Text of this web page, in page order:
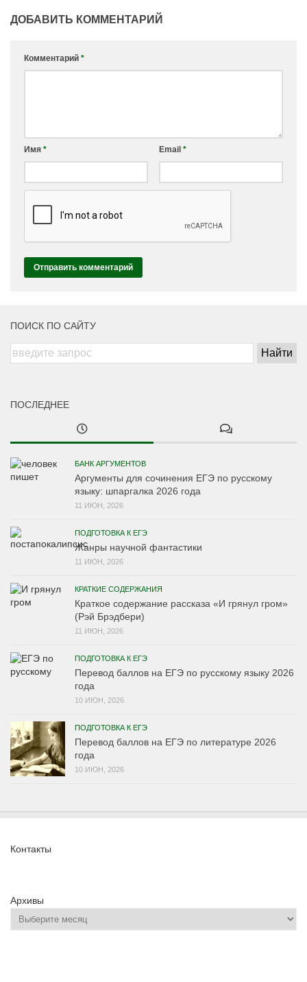
ДОБАВИТЬ КОММЕНТАРИЙ
Комментарий *
Имя * Email *
ПОИСК ПО САЙТУ
ПОСЛЕДНЕЕ
БАНК АРГУМЕНТОВ
Аргументы для сочинения ЕГЭ по русскому
языку: шпаргалка 2026 года
11 ИЮН, 2026
ПОДГОТОВКА К ЕГЭ
Жанры научной фантастики
11 ИЮН, 2026
КРАТКИЕ СОДЕРЖАНИЯ
Краткое содержание рассказа «И грянул гром»
(Рэй Брэдбери)
11 ИЮН, 2026
ПОДГОТОВКА К ЕГЭ
Перевод баллов на ЕГЭ по русскому языку 2026
года
10 ИЮН, 2026
ПОДГОТОВКА К ЕГЭ
Перевод баллов на ЕГЭ по литературе 2026
года
10 ИЮН, 2026
Контакты
Архивы